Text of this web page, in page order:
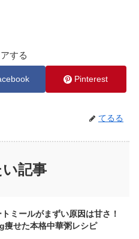
する
Pinterest
てるる
記事
ミールがまずい原因は甘さ！
痩せた本格中華粥レシピ